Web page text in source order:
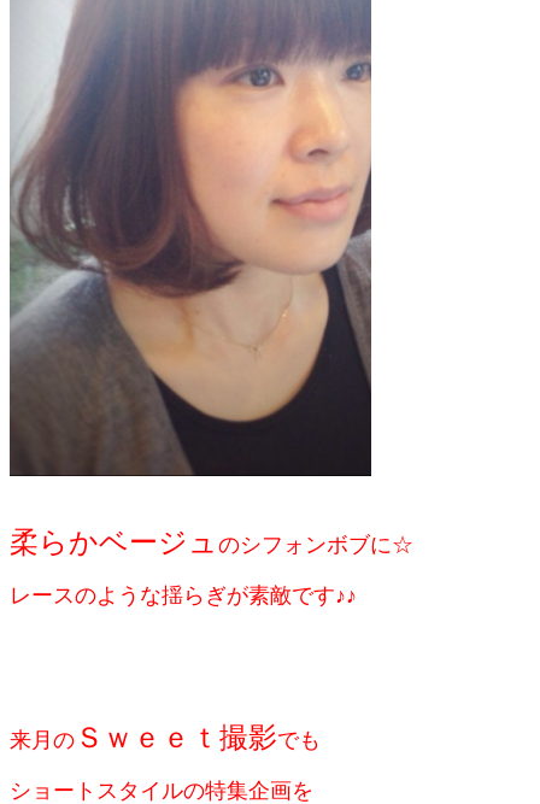
柔らかベージュ のシフォンボブに☆
レースのような揺らぎが素敵です♪♪
来月の Ｓｗｅｅｔ撮影でも
ショートスタイルの特集企画を